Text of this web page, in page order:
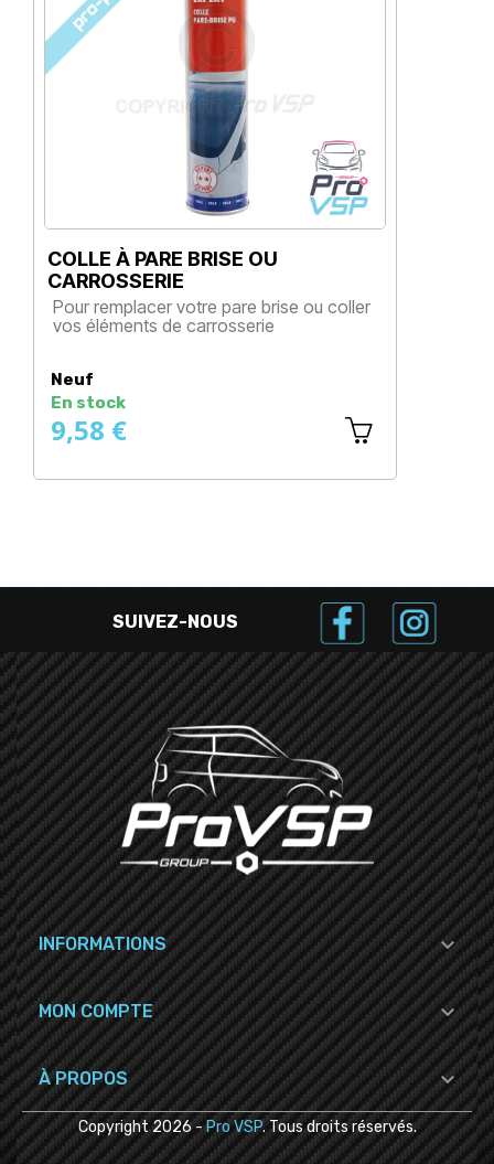
COLLE À PARE BRISE OU
CARROSSERIE
Pour remplacer votre pare brise ou coller
vos éléments de carrosserie
Neuf
En stock
9,58 €
SUIVEZ-NOUS
INFORMATIONS 
MON COMPTE 
À PROPOS 
Copyright2026-Pro VSP. Tous droits réservés.